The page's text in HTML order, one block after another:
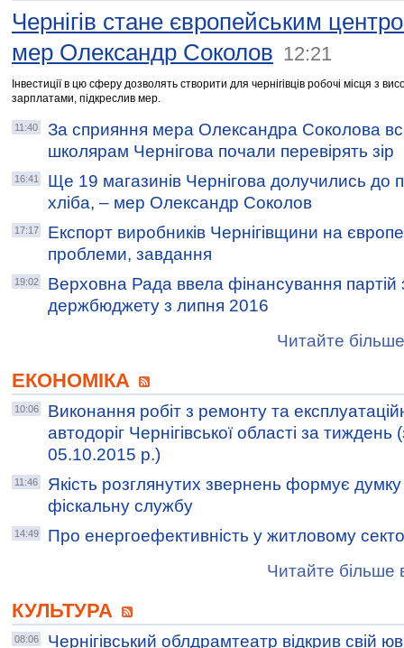
Чернігів стане європейським
мер Олександр Соколов 12:21
Інвестиції в цю сферу дозволять створити для чернігівців робочі місця з
зарплатами, підкреслив мер.
11:40
За сприяння мера Олександра Соколова
школярам Чернігова почали перевірять зір
16:41
Ще 19 магазинів Чернігова долучились до
хліба, – мер Олександр Соколов
17:17
Експорт виробників Чернігівщини на
проблеми, завдання
19:02
Верховна Рада ввела фінансування партій
держбюджету з липня 2016
Читайте
ЕКОНОМІКА
10:06
Виконання робіт з ремонту та
автодоріг Чернігівської області за тиждень
05.10.2015 р.)
11:46
Якість розглянутих звернень формує
фіскальну службу
14:49
Про енергоефективність у житловому
Читайте більше
КУЛЬТУРА
08:06
Чернігівський облдрамтеатр відкрив свій